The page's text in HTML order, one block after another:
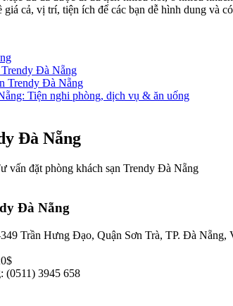
giá cả, vị trí, tiện ích để các bạn dễ hình dung và
Trendy Đà Nẵng
Trendy Đà Nẵng
Tiện nghi phòng, dịch vụ & ăn uống
Đà Nẵng
Đà Nẵng
Trần Hưng Đạo, Quận Sơn Trà, TP. Đà Nẵng,
(0511) 3945 658